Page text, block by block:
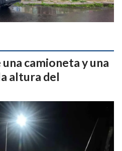
camioneta y una
altura del